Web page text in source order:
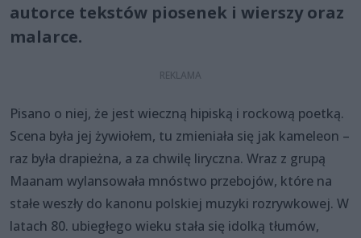
autorce tekstów piosenek i wierszy oraz
malarce.
Pisano o niej, że jest wieczną hipiską i rockową poetką.
Scena była jej żywiołem, tu zmieniała się jak kameleon –
raz była drapieżna, a za chwilę liryczna. Wraz z grupą
Maanam wylansowała mnóstwo przebojów, które na
stałe weszły do kanonu polskiej muzyki rozrywkowej. W
latach 80. ubiegłego wieku stała się idolką tłumów,